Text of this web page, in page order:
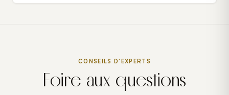
CONSEILS D'EXPERTS
Foire aux questions